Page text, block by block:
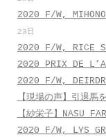
2020 F/W, MIHONO
23日
2020 F/W, RICE
2020 PRIX DE
2020 F/W,
【現場の声】引退馬
【紗栄子】NASU
2020 F/W, LYS